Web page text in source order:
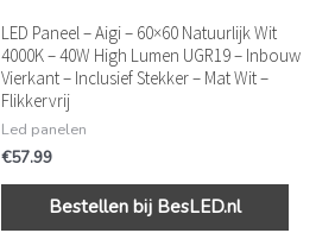
LED Paneel – Aigi – 60×60 Natuurlijk Wit
4000K – 40W High Lumen UGR19 – Inbouw
Vierkant – Inclusief Stekker – Mat Wit –
Flikkervrij
Led panelen
€57.99
Bestellen bij BesLED.nl